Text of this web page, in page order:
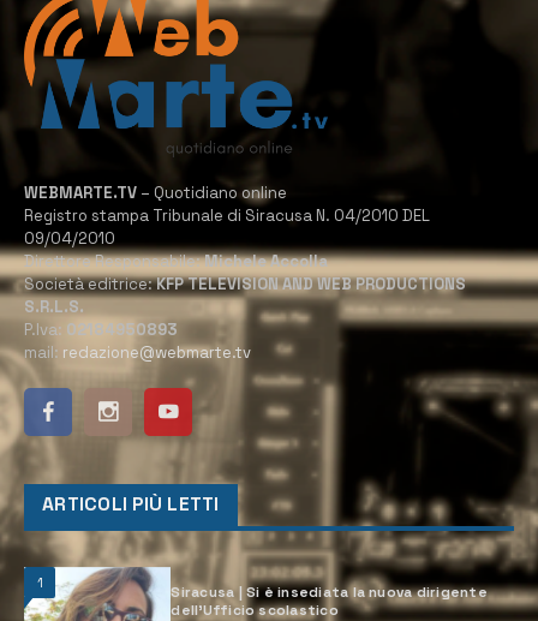
WEBMARTE.TV – Quotidiano online
Registro stampa Tribunale di Siracusa N. 04/2010 DEL
09/04/2010
Direttore Responsabile:Michele Accolla
Società editrice:KFP TELEVISION AND WEB PRODUCTIONS
S.R.L.S.
P.Iva: 02184950893
mail: redazione@webmarte.tv
ARTICOLI PIÙ LETTI
1
Siracusa | Si è insediata la nuova dirigente
dell’Ufficio scolastico